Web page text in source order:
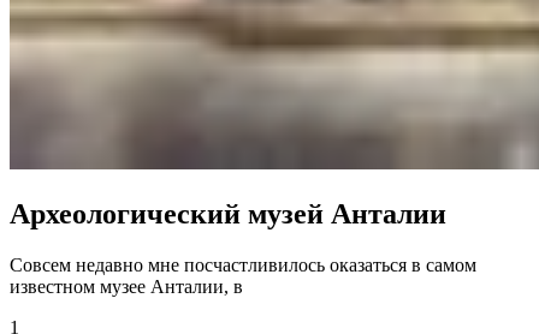
Археологический музей Анталии
Совсем недавно мне посчастливилось оказаться в самом
известном музее Анталии, в
1